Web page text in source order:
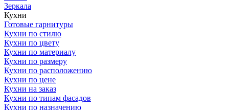
Зеркала
Кухни
Готовые гарнитуры
Кухни по стилю
Кухни по цвету
Кухни по материалу
Кухни по размеру
Кухни по расположению
Кухни по цене
Кухни на заказ
Кухни по типам фасадов
Кухни по назначению